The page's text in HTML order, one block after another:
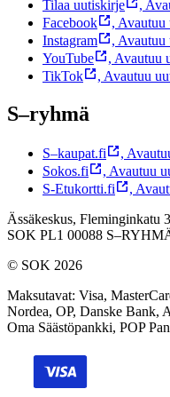
Tilaa uutiskirje ,
Facebook
, Avautuu
Instagram
, Avautuu
YouTube
, Avautuu
TikTok
, Avautuu
S–ryhmä
S–kaupat.fi ,
Sokos.fi
, Avautuu
S-Etukortti.fi
,
Ässäkeskus, Fleminginkatu
SOK PL1 00088
© SOK 2026
Maksutavat: Visa,
Nordea, OP, Danske Bank,
Oma Säästöpankki, POP